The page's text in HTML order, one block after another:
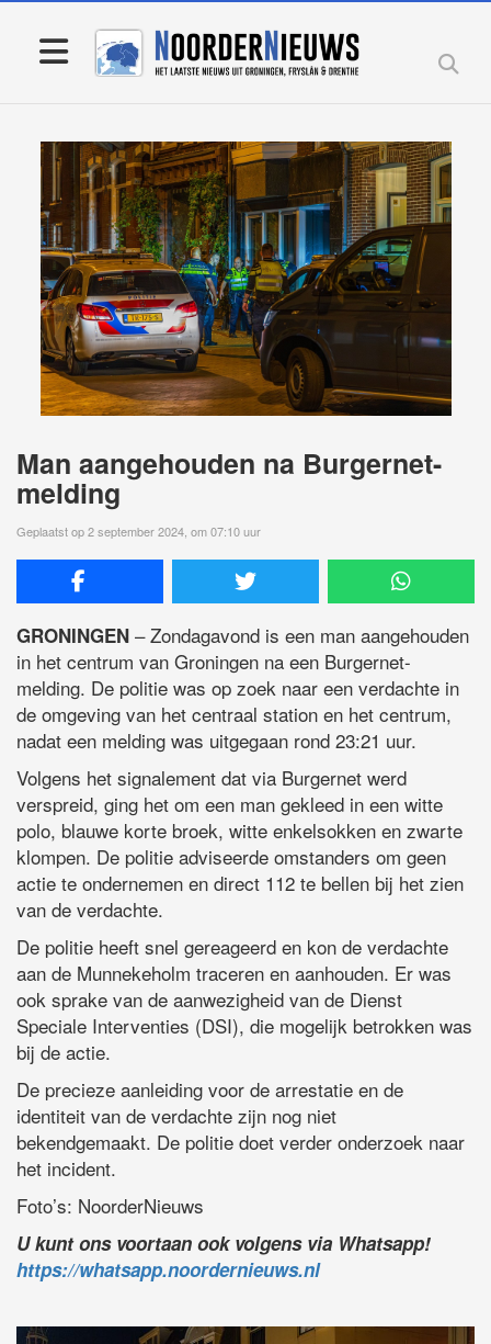
Man aangehouden na Burgernet-
melding
Geplaatst op 2 september 2024, om 07:10 uur
GRONINGEN – Zondagavond is een man aangehouden
in het centrum van Groningen na een Burgernet-
melding. De politie was op zoek naar een verdachte in
de omgeving van het centraal station en het centrum,
nadat een melding was uitgegaan rond 23:21 uur.
Volgens het signalement dat via Burgernet werd
verspreid, ging het om een man gekleed in een witte
polo, blauwe korte broek, witte enkelsokken en zwarte
klompen. De politie adviseerde omstanders om geen
actie te ondernemen en direct 112 te bellen bij het zien
van de verdachte.
De politie heeft snel gereageerd en kon de verdachte
aan de Munnekeholm traceren en aanhouden. Er was
ook sprake van de aanwezigheid van de Dienst
Speciale Interventies (DSI), die mogelijk betrokken was
bij de actie.
De precieze aanleiding voor de arrestatie en de
identiteit van de verdachte zijn nog niet
bekendgemaakt. De politie doet verder onderzoek naar
het incident.
Foto’s: NoorderNieuws
U kunt ons voortaan ook volgens via Whatsapp!
https://whatsapp.noordernieuws.nl